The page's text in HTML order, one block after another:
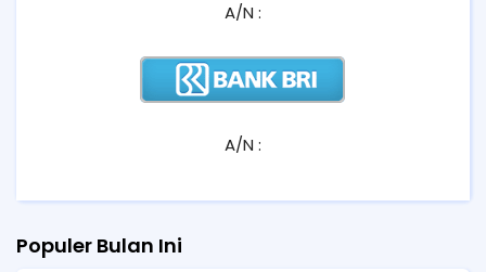
A/N :
A/N :
Populer Bulan Ini